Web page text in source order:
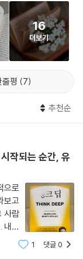
유의 도구가 된다.
데서 시작해 궁극적
꺼지지 않는지를 밝
미화하는 노스탤지
될 수 없는지를 파
고 SNS 속 ‘얼굴
수 있는지를 탐구
의 분노와 불안이
는 후설의 현상학을
16
더보기
줄평 7
추천순
작되는 순간, 유
으로
보고
사람
내일
나는
장
1 댓글0